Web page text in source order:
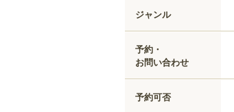
ジャンル
予約・
お問い合わせ
予約可否